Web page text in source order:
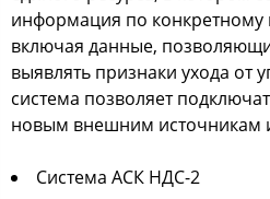
информация по конкретному
включая данные,
выявлять признаки ухода от
система позволяет
новым внешним источникам
Система АСК НДС-2